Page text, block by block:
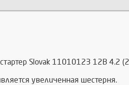
Slovak 11010123 12В 4.2
увеличенная шестерня.